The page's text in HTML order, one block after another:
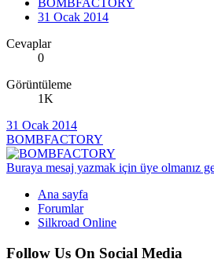
31 Ocak 2014
Cevaplar
0
Görüntüleme
1K
31 Ocak 2014
BOMBFACTORY
Buraya mesaj yazmak için üye olmanız
Ana sayfa
Forumlar
Silkroad Online
Follow Us On Social Media